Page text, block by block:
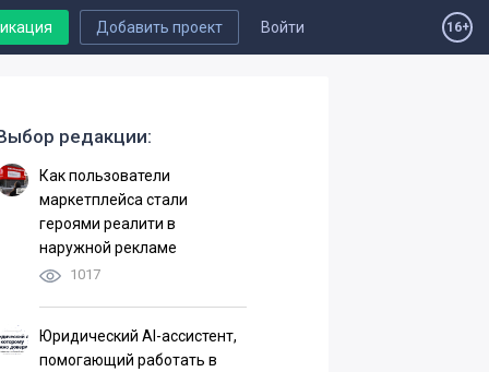
Войти
Добавить проект 16+
редакции:
Как пользователи
маркетплейса стали
героями реалити в
наружной рекламе
1017
Юридический AI-ассистент,
помогающий работать в